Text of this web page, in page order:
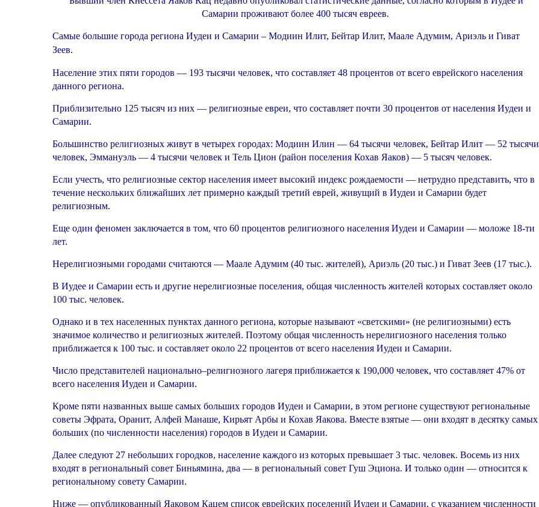
Самарии проживают более 400 тысяч евреев.
Самые большие города региона Иудеи и Самарии – Модиин Илит, Бейтар Илит, Маале Адумим, Ариэль и Гиват
Зеев.
Население этих пяти городов — 193 тысячи человек, что составляет 48 процентов от всего еврейского населения
данного региона.
Приблизительно 125 тысяч из них — религиозные евреи, что составляет почти 30 процентов от населения Иудеи и
Самарии.
Большинство религиозных живут в четырех городах: Модиин Илин — 64 тысячи человек, Бейтар Илит — 52 тысячи
человек, Эммануэль — 4 тысячи человек и Тель Цион (район поселения Кохав Яаков) — 5 тысяч человек.
Если учесть, что религиозные сектор населения имеет высокий индекс рождаемости — нетрудно представить, что в
течение нескольких ближайших лет примерно каждый третий еврей, живущий в Иудеи и Самарии будет
религиозным.
Еще один феномен заключается в том, что 60 процентов религиозного населения Иудеи и Самарии — моложе 18-ти
лет.
Нерелигиозными городами считаются — Маале Адумим (40 тыс. жителей), Ариэль (20 тыс.) и Гиват Зеев (17 тыс.).
В Иудее и Самарии есть и другие нерелигиозные поселения, общая численность жителей которых составляет около
100 тыс. человек.
Однако и в тех населенных пунктах данного региона, которые называют «светскими» (не религиозными) есть
значимое количество и религиозных жителей. Поэтому общая численность нерелигиозного населения только
приближается к 100 тыс. и составляет около 22 процентов от всего населения Иудеи и Самарии.
Число представителей национально–религиозного лагеря приближается к 190,000 человек, что составляет 47% от
всего населения Иудеи и Самарии.
Кроме пяти названных выше самых больших городов Иудеи и Самарии, в этом регионе существуют региональные
советы Эфрата, Оранит, Алфей Манаше, Кирьят Арбы и Кохав Яакова. Вместе взятые — они входят в десятку самых
больших (по численности населения) городов в Иудеи и Самарии.
Далее следуют 27 небольших городков, население каждого из которых превышает 3 тыс. человек. Восемь из них
входят в региональный совет Биньямина, два — в региональный совет Гуш Эциона. И только один — относится к
региональному совету Самарии.
Ниже — опубликованный Яаковом Кацем список еврейских поселений Иудеи и Самарии, с указанием численности